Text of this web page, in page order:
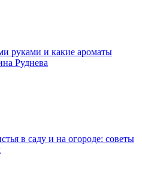
руками и какие ароматы
Руднева
в саду и на огороде: советы